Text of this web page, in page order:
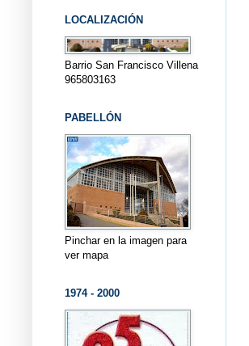
LOCALIZACIÓN
Barrio San Francisco Villena
965803163
PABELLÓN
Pinchar en la imagen para
ver mapa
1974 - 2000